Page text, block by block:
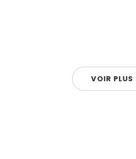
VOIR PLUS